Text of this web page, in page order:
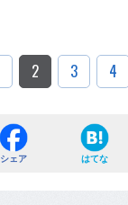
2 3 4
シェア はてな